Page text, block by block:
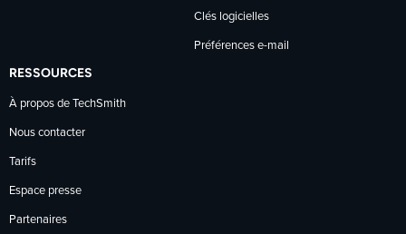
Clés logicielles
Préférences e-mail
RESSOURCES
À propos de TechSmith
Nous contacter
Tarifs
Espace presse
Partenaires